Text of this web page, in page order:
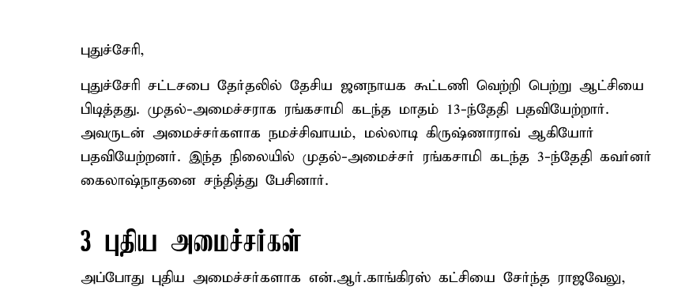
புதுச்சேரி,
புதுச்சேரி சட்டசபை தேர்தலில் தேசிய ஜனநாயக கூட்டணி வெற்றி பெற்று ஆட்சியை
பிடித்தது. முதல்-அமைச்சராக ரங்கசாமி கடந்த மாதம் 13-ந்தேதி பதவியேற்றார்.
அவருடன் அமைச்சர்களாக நமச்சிவாயம், மல்லாடி கிருஷ்ணாராவ் ஆகியோர்
பதவியேற்றனர். இந்த நிலையில் முதல்-அமைச்சர் ரங்கசாமி கடந்த 3-ந்தேதி கவர்னர்
கைலாஷ்நாதனை சந்தித்து பேசினார்.
3 புதிய அமைச்சர்கள்
அப்போது புதிய அமைச்சர்களாக என்.ஆர்.காங்கிரஸ் கட்சியை சேர்ந்த ராஜவேலு,